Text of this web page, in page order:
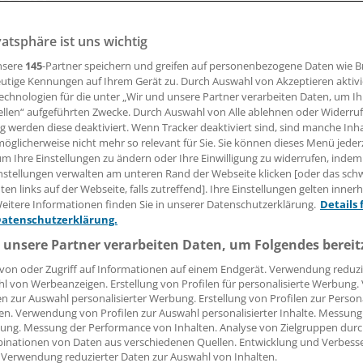
den vergangenen zwei Monaten bereits bis zu 2000
100 Personen starben, darunter auch
11:55 Uhr
vermuteten und 408 bestätigten Fällen von Lassa-
ist der derzeitige Ausbruch der Krankheit in Nigeria
den vergangenen Jahren, wie die Organisation Ärzte
seien an dem hochansteckenden Fieber
Hilfsorganisation unterstützten die nigerianischen
um die Epidemie einzudämmen.
sind nach Angaben der Organisation auch viele
ist uns wichtig
145-Partner speichern und greifen auf personenbezogene Daten wie
Kennungen auf Ihrem Gerät zu. Durch Auswahl von Akzeptieren
für die unter „Wir und unsere Partner verarbeiten Daten, um
aufgeführten Zwecke. Durch Auswahl von Alle ablehnen oder
werden diese deaktiviert. Wenn Tracker deaktiviert sind, sind manche
nicht mehr so relevant für Sie. Sie können dieses Menü
Ihre Einstellungen zu ändern oder Ihre Einwilligung zu widerrufen, indem
verwalten am unteren Rand der Webseite klicken [oder das
links auf der Webseite, falls zutreffend]. Ihre Einstellungen gelten
Informationen finden Sie in unserer Datenschutzerklärung. Details
Partner verarbeiten Daten, um Folgendes
oder Zugriff auf Informationen auf einem Endgerät. Verwendung
von Werbeanzeigen. Erstellung von Profilen für personalisierte
zur Auswahl personalisierter Werbung. Erstellung von Profilen zur
Verwendung von Profilen zur Auswahl personalisierter Inhalte.
Messung der Performance von Inhalten. Analyse von Zielgruppen
von Daten aus verschiedenen Quellen. Entwicklung und
reduzierter Daten zur Auswahl von Inhalten.